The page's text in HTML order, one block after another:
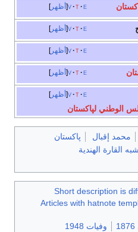
أظهر v t e
أظهر v t e
أظهر v t e
أظهر v t e
أظهر v t e
الوطني لپاكستان
محمد إقبال
پاكستان
شبه القارة الهندية
Short description is
Articles with hatnote
وفيات 1948